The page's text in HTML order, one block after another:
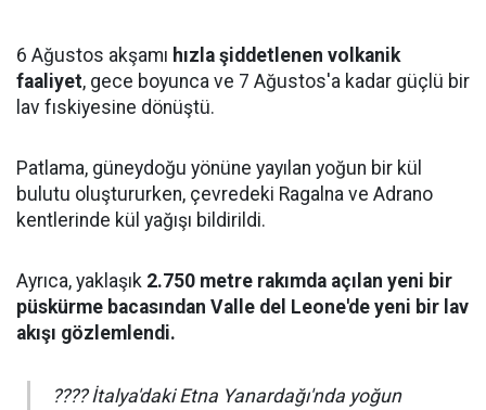
6 Ağustos akşamı hızla şiddetlenen volkanik
faaliyet, gece boyunca ve 7 Ağustos'a kadar güçlü bir
lav fıskiyesine dönüştü.
Patlama, güneydoğu yönüne yayılan yoğun bir kül
bulutu oluştururken, çevredeki Ragalna ve Adrano
kentlerinde kül yağışı bildirildi.
Ayrıca, yaklaşık 2.750 metre rakımda açılan yeni bir
püskürme bacasından Valle del Leone'de yeni bir lav
akışı gözlemlendi.
???? İtalya'daki Etna Yanardağı'nda yoğun